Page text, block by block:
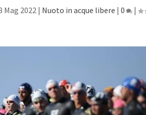
Mag 2022 | Nuoto in acque libere | 0 |